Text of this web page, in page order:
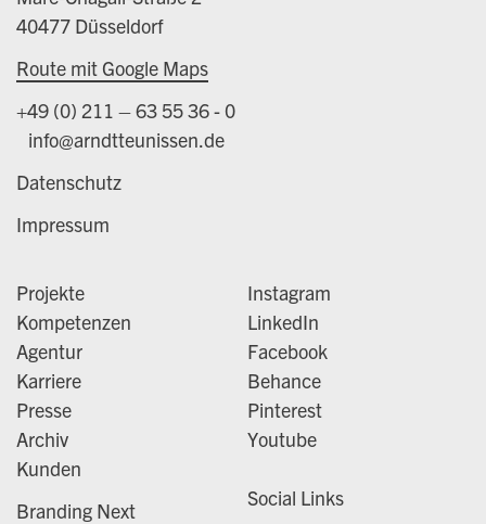
40477 Düsseldorf
Route mit Google Maps
+49 (0) 211 – 63 55 36 - 0
info@arndtteunissen.de
Datenschutz
Impressum
Projekte
Kompetenzen
Agentur
Karriere
Presse
Archiv
Kunden
Branding Next
Instagram
LinkedIn
Facebook
Behance
Pinterest
Youtube
Social Links